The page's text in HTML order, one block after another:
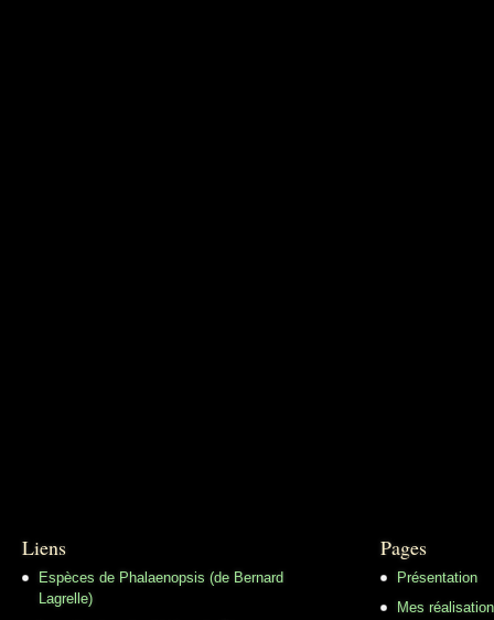
Liens
Espèces de Phalaenopsis (de Bernard
Lagrelle)
Pages
Présentation
Mes